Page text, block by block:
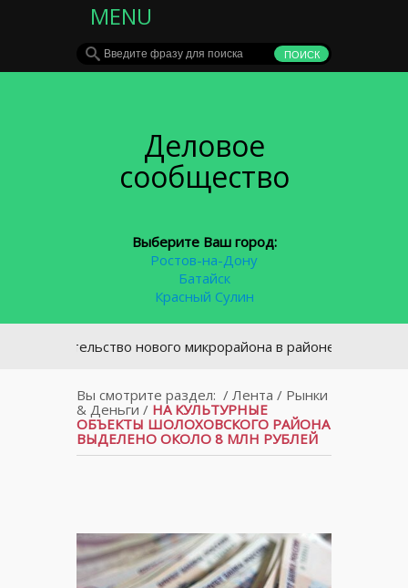
MENU
Деловое
сообщество
Выберите Ваш город:
Ростов-на-Дону
Батайск
Красный Сулин
нового микрорайона в районе площади
Вы смотрите раздел: / Лента / Рынки
& Деньги / НА КУЛЬТУРНЫЕ
ОБЪЕКТЫ ШОЛОХОВСКОГО РАЙОНА
ВЫДЕЛЕНО ОКОЛО 8 МЛН РУБЛЕЙ